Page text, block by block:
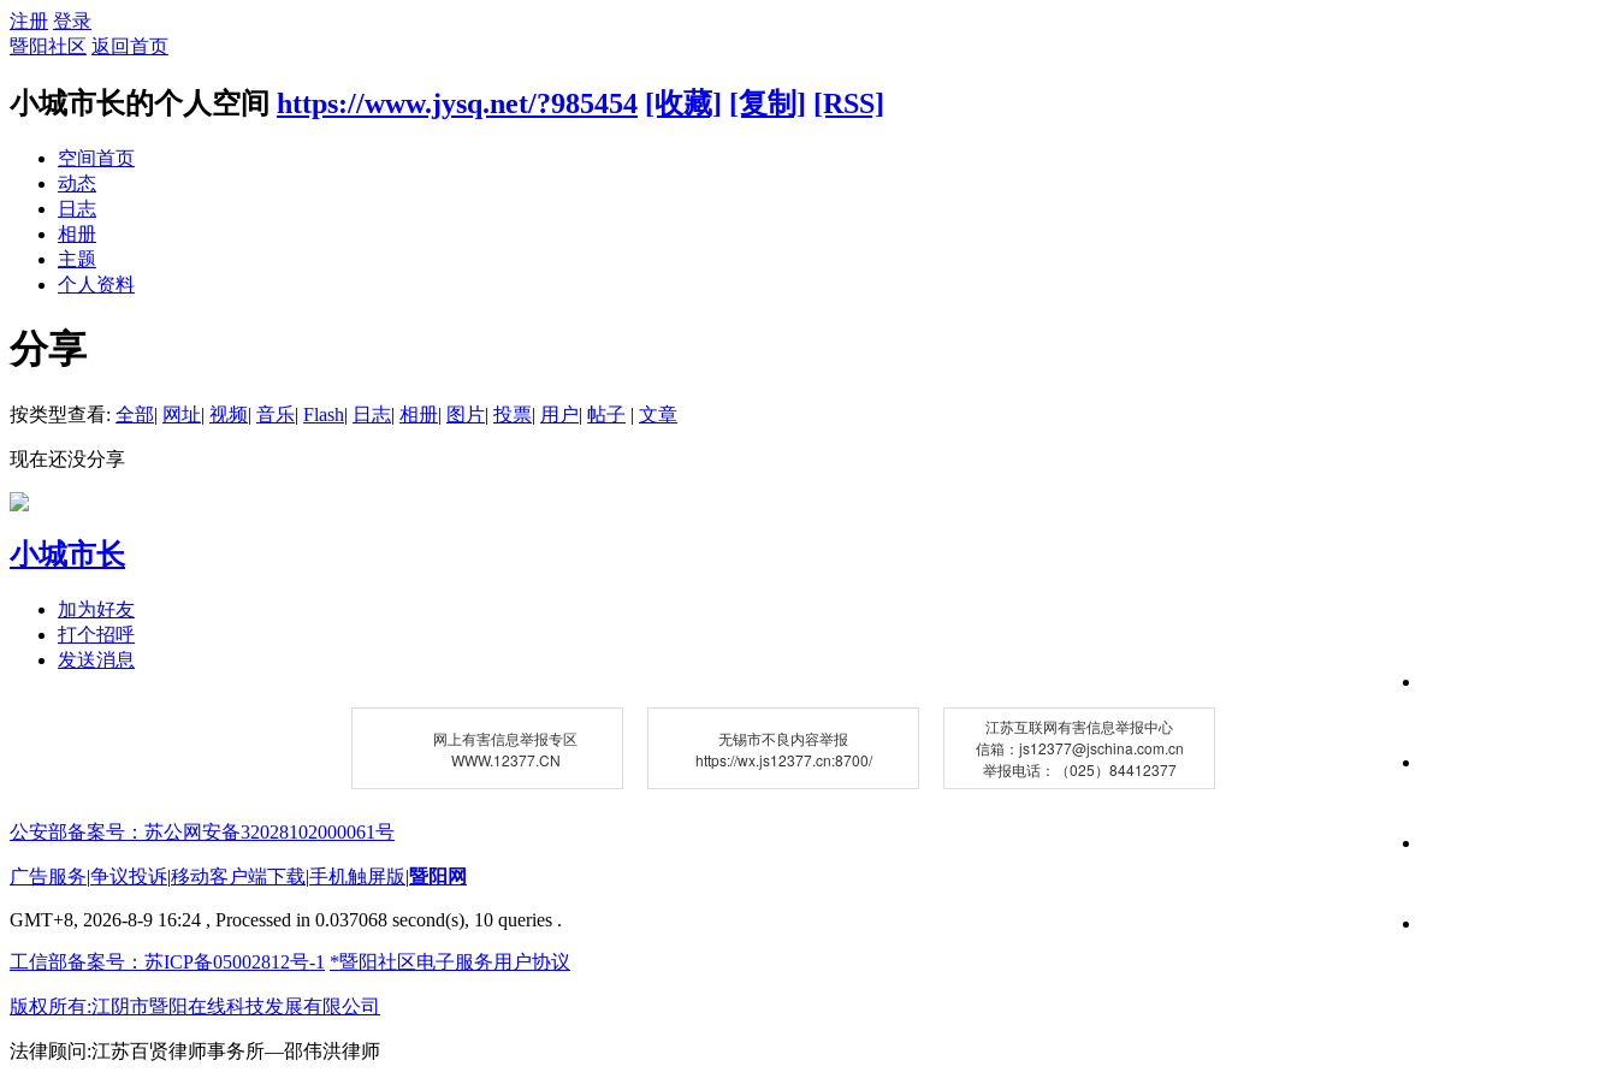
注册 登录
暨阳社区 返回首页
小城市长的个人空间 https://www.jysq.net/?985454 [收藏] [复制] [RSS]
空间首页
动态
日志
相册
主题
个人资料
分享
按类型查看: 全部| 网址| 视频| 音乐| Flash| 日志| 相册| 图片| 投票| 用户| 帖子 | 文章
现在还没分享
小城市长
加为好友
打个招呼
发送消息
网上有害信息举报专区
WWW.12377.CN
无锡市不良内容举报
https://wx.js12377.cn:8700/
江苏互联网有害信息举报中心
信箱：js12377@jschina.com.cn
举报电话：（025）84412377
公安部备案号：苏公网安备32028102000061号
广告服务|争议投诉|移动客户端下载|手机触屏版|暨阳网
GMT+8, 2026-8-9 16:24 , Processed in 0.037068 second(s), 10 queries .
工信部备案号：苏ICP备05002812号-1 *暨阳社区电子服务用户协议
版权所有:江阴市暨阳在线科技发展有限公司
法律顾问:江苏百贤律师事务所—邵伟洪律师